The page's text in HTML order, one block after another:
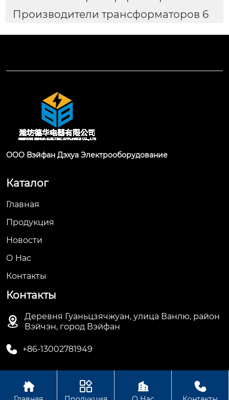
Производители трансформаторов 6
ООО Вэйфан Дэхуа Электрооборудование
Каталог
Главная
Продукция
Новости
О Hас
Контакты
Контакты

Деревня Гуаньцзячжуан, улица Ванлю, район
Вэйчэн, город Вэйфан
 +86-13002781949
Авторское право© ООО Вэйфан Дэхуа
   